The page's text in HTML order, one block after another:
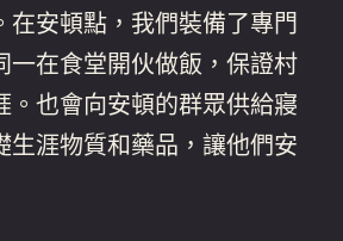
在安頓點，我們裝備了專門
一在食堂開伙做飯，保證村
。也會向安頓的群眾供給寢
生涯物質和藥品，讓他們安